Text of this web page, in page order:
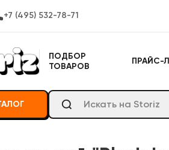
+7 (495) 532-78-71
ПОДБОР
ТОВАРОВ
ПРАЙС-